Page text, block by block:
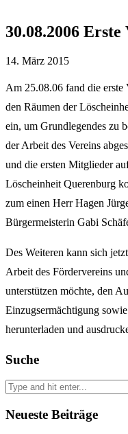
30.08.2006
14. März 2015
Am 25.08.06 fand die erste
den Räumen der
ein, um Grundlegendes zu
der Arbeit des Vereins
und die ersten Mitglieder
Löscheinheit Querenburg
zum einen Herr Hagen
Bürgermeisterin Gabi
Des Weiteren kann sich
Arbeit des Fördervereins
unterstützen möchte, den
Einzugsermächtigung
herunterladen und
Suche
Neueste Beiträge